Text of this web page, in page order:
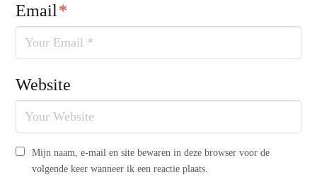
Email*
Website
Mijn naam, e-mail en site bewaren in deze browser voor de
volgende keer wanneer ik een reactie plaats.